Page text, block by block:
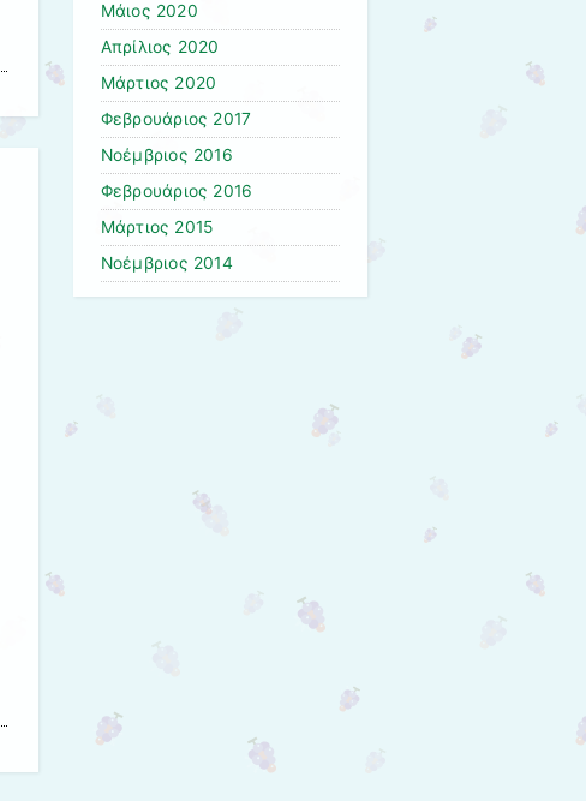
Μάιος 2020
Απρίλιος 2020
Μάρτιος 2020
Φεβρουάριος 2017
Νοέμβριος 2016
Φεβρουάριος 2016
Μάρτιος 2015
Νοέμβριος 2014